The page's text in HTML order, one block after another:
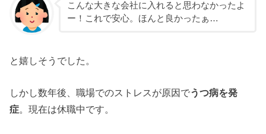
こんな大きな会社に入れると思わなかったよ
ー！これで安心。ほんと良かったぁ…
と嬉しそうでした。
しかし数年後、職場でのストレスが原因でうつ病を発
症。現在は休職中です。